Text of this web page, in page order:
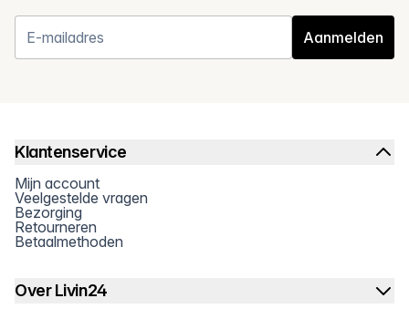
Aanmelden
Klantenservice
Mijn account
Veelgestelde vragen
Bezorging
Retourneren
Betaalmethoden
Over Livin24